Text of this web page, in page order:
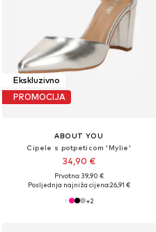
Ekskluzivno
PROMOCIJA
ABOUT YOU
Cipele s potpeticom 'Mylie'
34,90 €
Prvotno: 39,90 €
Posljednja najniža cijena:26,91 €
+2